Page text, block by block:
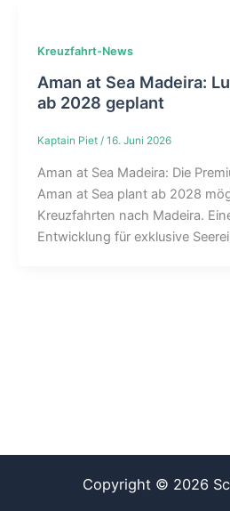
Kreuzfahrt-News
Aman at Sea Madeira:
ab 2028 geplant
Kaptain Piet / 16. Juni 2026
Aman at Sea Madeira: Die
Aman at Sea plant ab 2028
Kreuzfahrten nach Madeira.
Entwicklung für exklusive
Copyright © 2026